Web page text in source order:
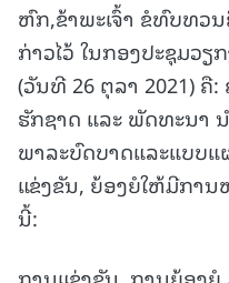
ຫົກ,ຂ້າພະເຈົ້າ ຂໍທົບທວ
ກ່າວໄວ້ ໃນກອງປະຊຸມວ
(ວັນທີ 26 ຕຸລາ 2021) ຄື
ຮັກຊາດ ແລະ ພັດທະນາ
ພາລະບົດບາດແລະແບບ
ແຂ່ງຂັນ, ຍ້ອງຍໍໃຫ້ມີກາ
ນີ້: